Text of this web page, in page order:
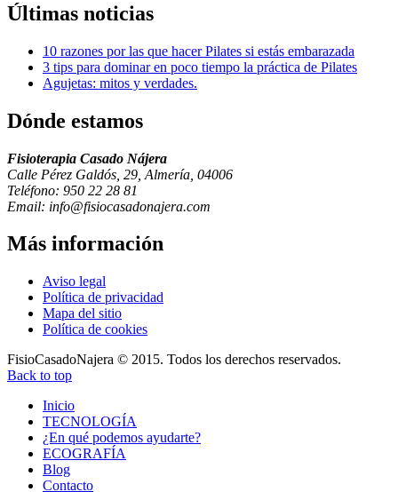
Últimas noticias
10 razones por las que hacer Pilates si estás embarazada
3 tips para dominar en poco tiempo la práctica de Pilates
Agujetas: mitos y verdades.
Dónde estamos
Fisioterapia Casado Nájera
Calle Pérez Galdós, 29, Almería, 04006
Teléfono: 950 22 28 81
Email: info@fisiocasadonajera.com
Más información
Aviso legal
Política de privacidad
Mapa del sitio
Política de cookies
FisioCasadoNajera © 2015. Todos los derechos reservados.
Back to top
Inicio
TECNOLOGÍA
¿En qué podemos ayudarte?
ECOGRAFÍA
Blog
Contacto